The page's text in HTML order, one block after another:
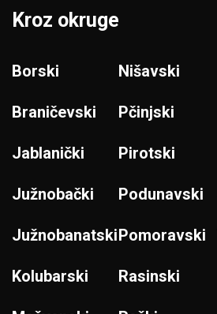
Kroz okruge
Borski
Braničevski
Jablanički
Južnobački
Južnobanatski
Kolubarski
Nišavski
Pčinjski
Pirotski
Podunavski
Pomoravski
Rasinski